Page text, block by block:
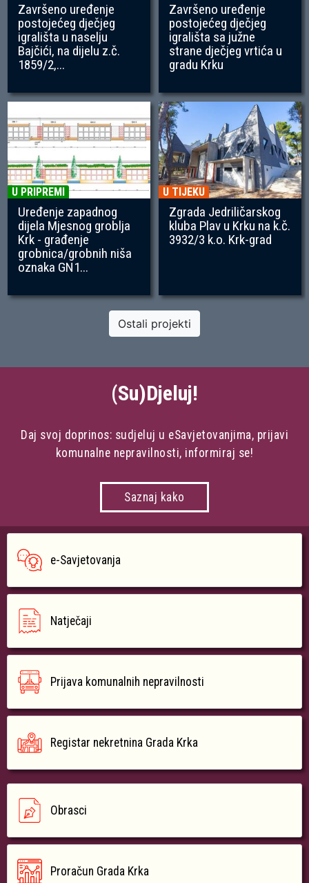
Završeno uređenje
postojećeg dječjeg
igrališta u naselju
Bajčići, na dijelu z.č.
1859/2,...
Završeno uređenje
postojećeg dječjeg
igrališta sa južne
strane dječjeg vrtića u
gradu Krku
U PRIPREMI
Uređenje zapadnog
dijela Mjesnog groblja
Krk - građenje
grobnica/grobnih niša
oznaka GN1...
U TIJEKU
Zgrada Jedriličarskog
kluba Plav u Krku na k.č.
3932/3 k.o. Krk-grad
Ostali projekti
(Su)Djeluj!
Daj svoj doprinos: sudjeluj u eSavjetovanjima, prijavi
komunalne nepravilnosti, informiraj se!
Saznaj kako
e-Savjetovanja
Natječaji
Prijava komunalnih nepravilnosti
Registar nekretnina Grada Krka
Obrasci
Proračun Grada Krka